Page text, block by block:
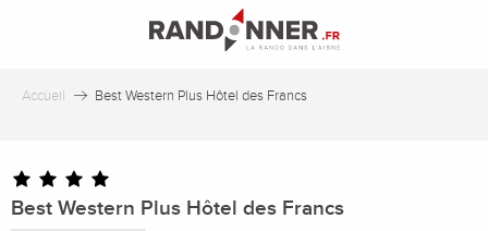
principal
Accueil Best Western Plus Hôtel des Francs
Best Western Plus Hôtel des Francs